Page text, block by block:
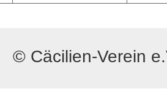
© Cäcilien-Verein